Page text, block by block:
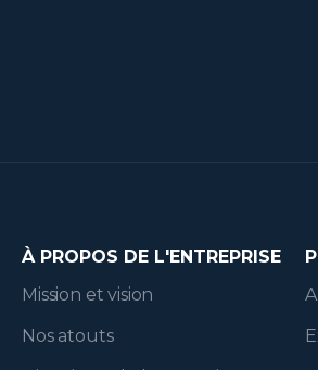
À PROPOS DE L'ENTREPRISE
Mission et vision
Nos atouts